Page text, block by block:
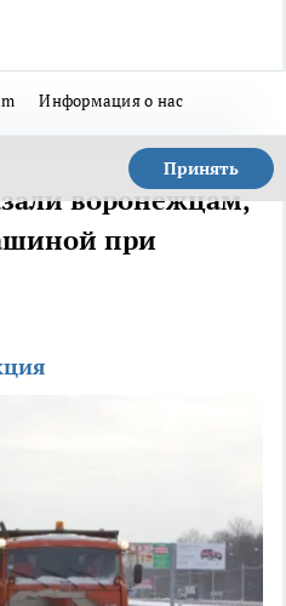
Информация о нас
Принять
воронежцам,
при